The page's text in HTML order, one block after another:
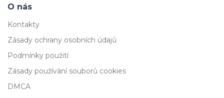
O nás
Kontakty
Zásady ochrany osobních údajů
Podmínky použití
Zásady používání souborů cookies
DMCA